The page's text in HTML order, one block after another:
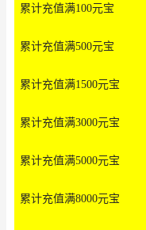
累计充值满100元宝
累计充值满500元宝
累计充值满1500元宝
累计充值满3000元宝
累计充值满5000元宝
累计充值满8000元宝